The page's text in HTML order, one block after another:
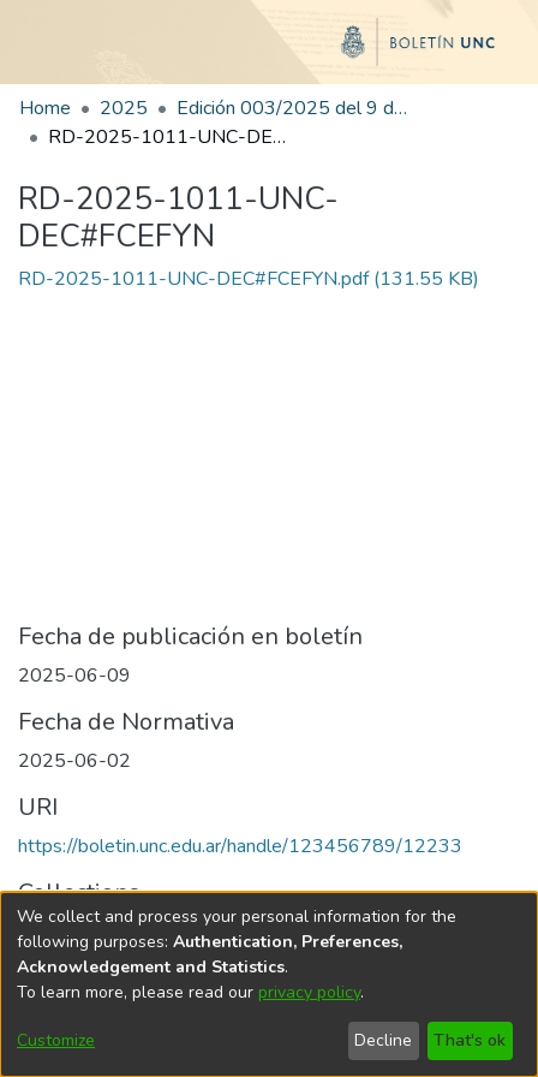
Home 2025
Edición 003/2025 del 9 de junio de 2025
RD-2025-1011-UNC-DEC#FCEFYN
RD-2025-1011-UNC-
DEC#FCEFYN
RD-2025-1011-UNC-DEC#FCEFYN.pdf(131.55 KB)
Fecha de publicación en boletín
2025-06-09
Fecha de Normativa
2025-06-02
URI
https://boletin.unc.edu.ar/handle/123456789/12233
Collections
Edición 003/2025 del 9 de junio de 2025
Universidad Nacional de Córdoba
We collect and process your personal information for the
following purposes: Authentication, Preferences,
Acknowledgement and Statistics.
To learn more, please read our privacy policy.
Customize Decline That's ok